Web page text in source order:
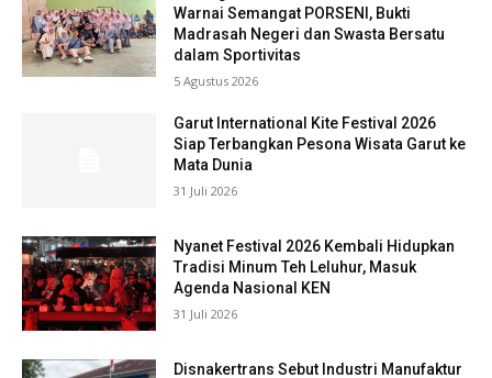
Warnai Semangat PORSENI, Bukti
Madrasah Negeri dan Swasta Bersatu
dalam Sportivitas
5 Agustus 2026
Garut International Kite Festival 2026
Siap Terbangkan Pesona Wisata Garut ke
Mata Dunia
31 Juli 2026
Nyanet Festival 2026 Kembali Hidupkan
Tradisi Minum Teh Leluhur, Masuk
Agenda Nasional KEN
31 Juli 2026
Disnakertrans Sebut Industri Manufaktur